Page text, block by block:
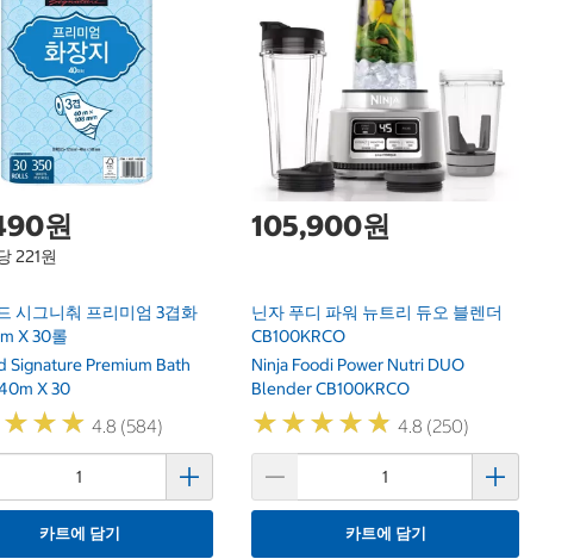
원
221원
시그니춰 프리미엄 3겹화
X 30롤
Signature Premium Bath
X 30
★★★
★★★ 4.8 (584)
카트에 담기
105,900원
닌자 푸디 파워 뉴트리 듀오 블렌더
CB100KRCO
Ninja Foodi Power Nutri DUO
Blender CB100KRCO
★★★★★
★★★★★ 4.8 (250)
카트에 담기